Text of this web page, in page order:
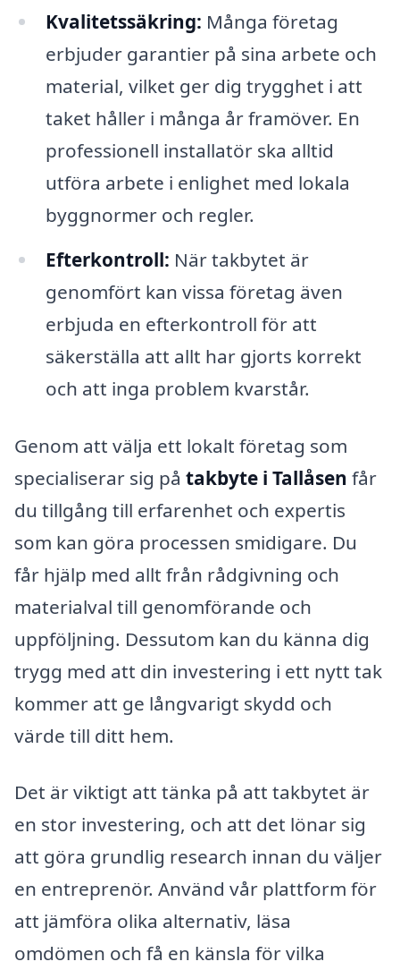
Kvalitetssäkring: Många företag
erbjuder garantier på sina arbete och
material, vilket ger dig trygghet i att
taket håller i många år framöver. En
professionell installatör ska alltid
utföra arbete i enlighet med lokala
byggnormer och regler.
Efterkontroll: När takbytet är
genomfört kan vissa företag även
erbjuda en efterkontroll för att
säkerställa att allt har gjorts korrekt
och att inga problem kvarstår.
Genom att välja ett lokalt företag som
specialiserar sig på takbyte i Tallåsen får
du tillgång till erfarenhet och expertis
som kan göra processen smidigare. Du
får hjälp med allt från rådgivning och
materialval till genomförande och
uppföljning. Dessutom kan du känna dig
trygg med att din investering i ett nytt tak
kommer att ge långvarigt skydd och
värde till ditt hem.
Det är viktigt att tänka på att takbytet är
en stor investering, och att det lönar sig
att göra grundlig research innan du väljer
en entreprenör. Använd vår plattform för
att jämföra olika alternativ, läsa
omdömen och få en känsla för vilka